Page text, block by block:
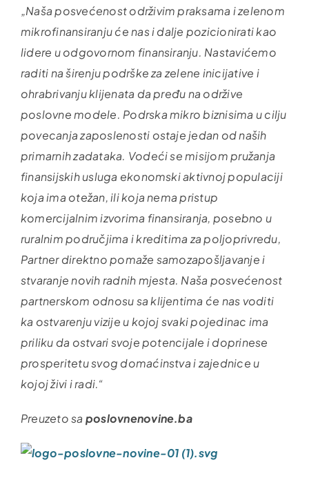
„Naša posvećenost održivim praksama i zelenom
mikrofinansiranju će nas i dalje pozicionirati kao
lidere u odgovornom finansiranju. Nastavićemo
raditi na širenju podrške za zelene inicijative i
ohrabrivanju klijenata da pređu na održive
poslovne modele. Podrska mikro biznisima u cilju
povecanja zaposlenosti ostaje jedan od naših
primarnih zadataka. Vodeći se misijom pružanja
finansijskih usluga ekonomski aktivnoj populaciji
koja ima otežan, ili koja nema pristup
komercijalnim izvorima finansiranja, posebno u
ruralnim područjima i kreditima za poljoprivredu,
Partner direktno pomaže samozapošljavanje i
stvaranje novih radnih mjesta. Naša posvećenost
partnerskom odnosu sa klijentima će nas voditi
ka ostvarenju vizije u kojoj svaki pojedinac ima
priliku da ostvari svoje potencijale i doprinese
prosperitetu svog domaćinstva i zajednice u
kojoj živi i radi.“
Preuzeto sa poslovnenovine.ba